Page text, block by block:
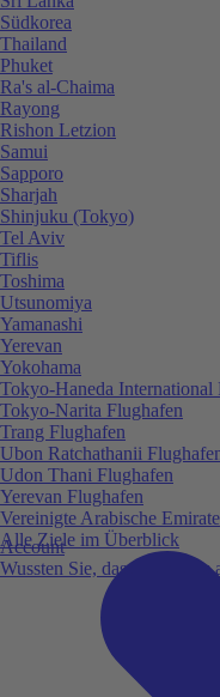
Account
Wussten Sie, dass Sie
Südkorea
Thailand
Phuket
Ra's al-Chaima
Rayong
Rishon Letzion
Samui
Sapporo
Sharjah
Shinjuku (Tokyo)
Tel Aviv
Tiflis
Toshima
Utsunomiya
Yamanashi
Yerevan
Yokohama
Tokyo-Haneda International
Tokyo-Narita Flughafen
Trang Flughafen
Ubon Ratchathanii
Udon Thani Flughafen
Yerevan Flughafen
Vereinigte Arabische Emirate
Alle Ziele im Überblick